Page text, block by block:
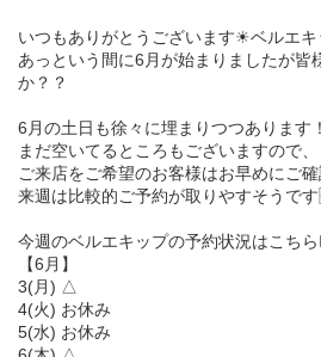
いつもありがとうございます☀︎ベルエキ
あっという間に6月が始まりましたが皆
か？？
6月の土日も徐々に埋まりつつあります！
まだ空いてるところもございますので、
ご来店をご希望のお客様はお早めにご
来週は比較的ご予約が取りやすそうです
今週のベルエキップの予約状況はこちら
【6月】
3(月) △
4(火) お休み
5(水) お休み